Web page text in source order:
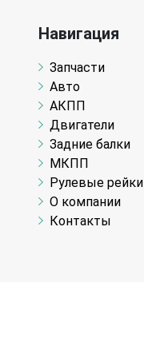
Навигация
Запчасти
Авто
АКПП
Двигатели
Задние балки
МКПП
Рулевые рейки
О компании
Контакты